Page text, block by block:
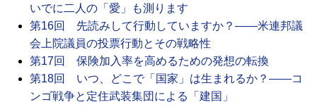
いでに二人の「愛」も測ります
第16回 先読みして行動していますか？――米連邦議
会上院議員の投票行動とその戦略性
第17回 保険加入率を高めるための発想の転換
第18回 いつ、どこで「国家」は生まれるか？――コ
ンゴ戦争と定住武装集団による「建国」